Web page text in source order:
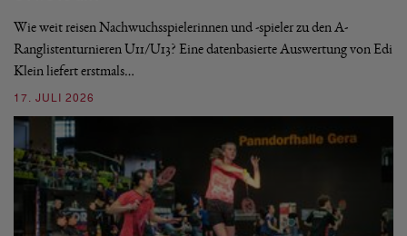
Wie weit reisen Nachwuchsspielerinnen und -spieler zu den A-
Ranglistenturnieren U11/U13? Eine datenbasierte Auswertung von Edi
Klein liefert erstmals…
17. JULI 2026